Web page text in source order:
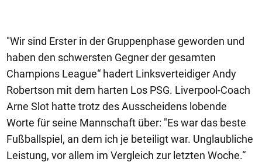
"Wir sind Erster in der Gruppenphase geworden und
haben den schwersten Gegner der gesamten
Champions League“ hadert Linksverteidiger Andy
Robertson mit dem harten Los PSG. Liverpool-Coach
Arne Slot hatte trotz des Ausscheidens lobende
Worte für seine Mannschaft über: "Es war das beste
Fußballspiel, an dem ich je beteiligt war. Unglaubliche
Leistung, vor allem im Vergleich zur letzten Woche.“